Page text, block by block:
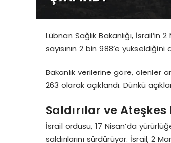
Lübnan Sağlık Bakanlığı,
sayısının 2 bin 988’e yükseldiğini
Bakanlık verilerine göre, ölenler
263 olarak açıklandı. Dünkü
Saldırılar ve
İsrail ordusu, 17 Nisan’da
saldırılarını sürdürüyor. İsrail, 2